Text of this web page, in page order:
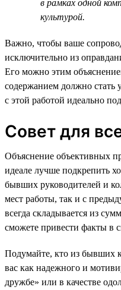
в рамках одной
культурой.
Важно, чтобы ваше
исключительно из
Его можно этим
содержанием должно стать
с этой работой идеально
Совет для
Объяснение объективных
идеале лучше подкрепить
бывших руководителей и
мест работы, так и с
всегда складывается из
сможете привести факты в
Подумайте, кто из бывших
вас как надежного и
дружбе» или в качестве